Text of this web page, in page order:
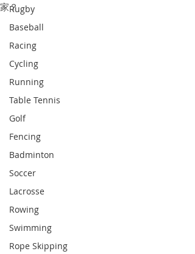
Rugby
Baseball
Racing
Cycling
Running
Table Tennis
Golf
Fencing
Badminton
Soccer
Lacrosse
Rowing
Swimming
Rope Skipping
家？